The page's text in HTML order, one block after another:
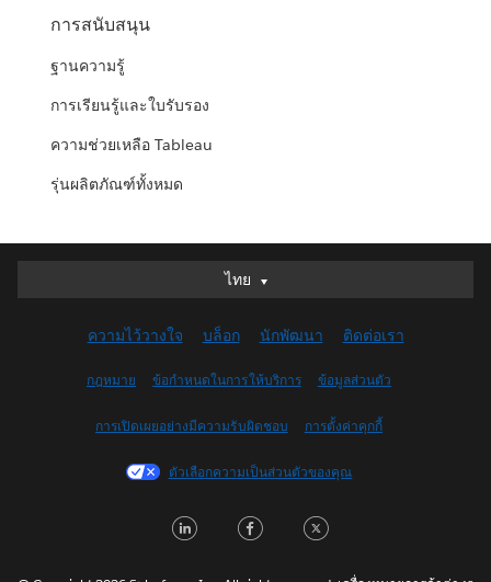
การสนับสนุน
ฐานความรู้
การเรียนรู้และใบรับรอง
ความช่วยเหลือ Tableau
รุ่นผลิตภัณฑ์ทั้งหมด
ไทย
ไทย
English (UK)
English (US)
Français (Canada)
Français (France)
日本語
ความไว้วางใจ บล็อก นักพัฒนา ติดต่อเรา
กฎหมาย ข้อกำหนดในการให้บริการ ข้อมูลส่วนตัว
การเปิดเผยอย่างมีความรับผิดชอบ การตั้งค่าคุกกี้
ตัวเลือกความเป็นส่วนตัวของคุณ
LinkedInFacebook